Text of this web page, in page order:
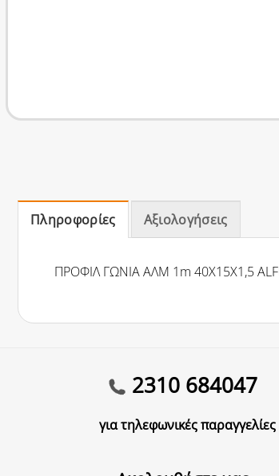
Πληροφορίες Αξιολογήσεις
ΠΡΟΦΙΛ ΓΩΝΙΑ ΑΛΜ 1m 40Χ15Χ1,5
2310 684047
για τηλεφωνικές παραγγελίες